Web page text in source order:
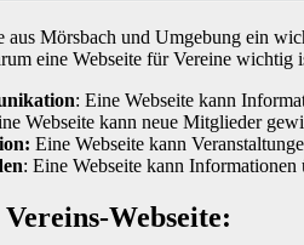
aus Mörsbach und Umgebung ein
eine Webseite für Vereine
: Eine Webseite kann
Webseite kann neue Mitglieder
Eine Webseite kann
: Eine Webseite kann
Webseite: